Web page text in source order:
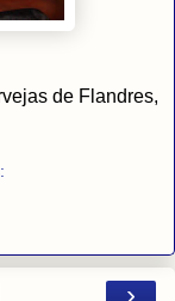
de Flandres,